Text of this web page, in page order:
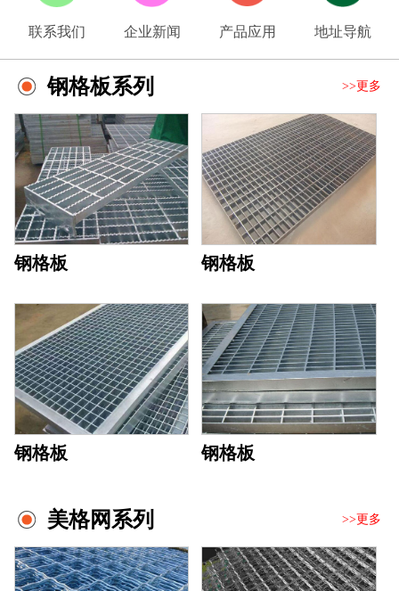
联系我们 企业新闻 产品应用 地址导航
钢格板系列 >>更多
钢格板 钢格板
钢格板 钢格板
美格网系列 >>更多